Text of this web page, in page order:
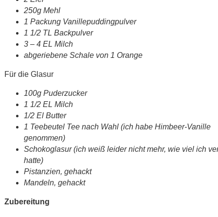
250g Mehl
1 Packung Vanillepuddingpulver
1 1/2 TL Backpulver
3 – 4 EL Milch
abgeriebene Schale von 1 Orange
Für die Glasur
100g Puderzucker
1 1/2 EL Milch
1/2 El Butter
1 Teebeutel Tee nach Wahl (ich habe Himbeer-Vanille
genommen)
Schokoglasur (ich weiß leider nicht mehr, wie viel ich
hatte)
Pistanzien, gehackt
Mandeln, gehackt
Zubereitung